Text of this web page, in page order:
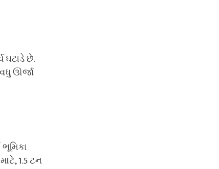
ઘટાડે છે.
ઊર્જા
1.5 ટન